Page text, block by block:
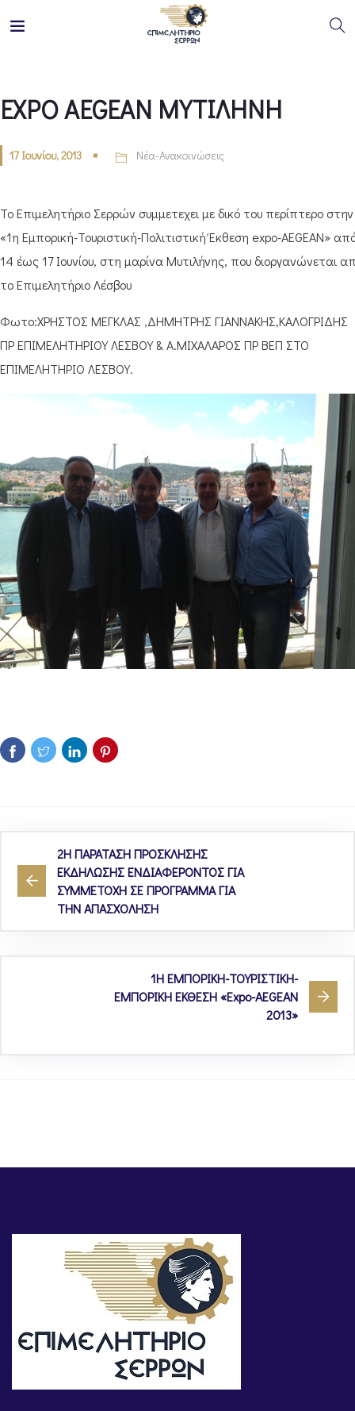
EXPO AEGEAN ΜΥΤΙΛΗΝΗ
17 Ιουνίου, 2013 Νέα-Ανακοινώσεις
Το Επιμελητήριο Σερρών συμμετεχει με δικό του περίπτερο στην
«1η Εμπορική-Τουριστική-Πολιτιστική Έκθεση expo-AEGEAN»
14 έως 17 Ιουνίου, στη μαρίνα Μυτιλήνης, που διοργανώνεται
το Επιμελητήριο Λέσβου
Φωτο:ΧΡΗΣΤΟΣ ΜΕΓΚΛΑΣ ,ΔΗΜΗΤΡΗΣ ΓΙΑΝΝΑΚΗΣ,ΚΑΛΟΓΡΙΔΗΣ
ΠΡ ΕΠΙΜΕΛΗΤΗΡΙΟΥ ΛΕΣΒΟΥ & Α.ΜΙΧΑΛΑΡΟΣ ΠΡ ΒΕΠ ΣΤΟ
ΕΠΙΜΕΛΗΤΗΡΙΟ ΛΕΣΒΟΥ.
2Η ΠΑΡΑΤΑΣΗ ΠΡΟΣΚΛΗΣΗΣ
ΕΚΔΗΛΩΣΗΣ ΕΝΔΙΑΦΕΡΟΝΤΟΣ ΓΙΑ
ΣΥΜΜΕΤΟΧΗ ΣΕ ΠΡΟΓΡΑΜΜΑ ΓΙΑ
ΤΗΝ ΑΠΑΣΧΟΛΗΣΗ
1Η ΕΜΠΟΡΙΚΗ-ΤΟΥΡΙΣΤΙΚΗ-
ΕΜΠΟΡΙΚΗ ΕΚΘΕΣΗ «Expo-AEGEAN
2013»